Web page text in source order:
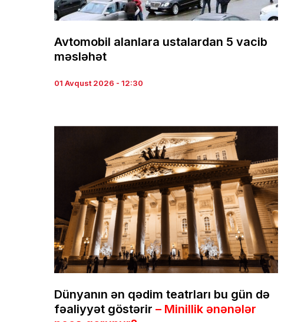
Avtomobil alanlara ustalardan 5 vacib
məsləhət
01 Avqust 2026 - 12:30
Dünyanın ən qədim teatrları bu gün də
fəaliyyət göstərir – Minillik ənənələr